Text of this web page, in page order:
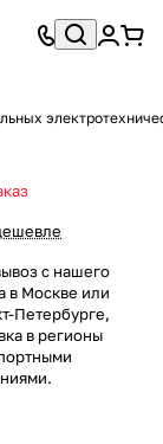
с нашего
в Москве или
Петербурге,
в регионы